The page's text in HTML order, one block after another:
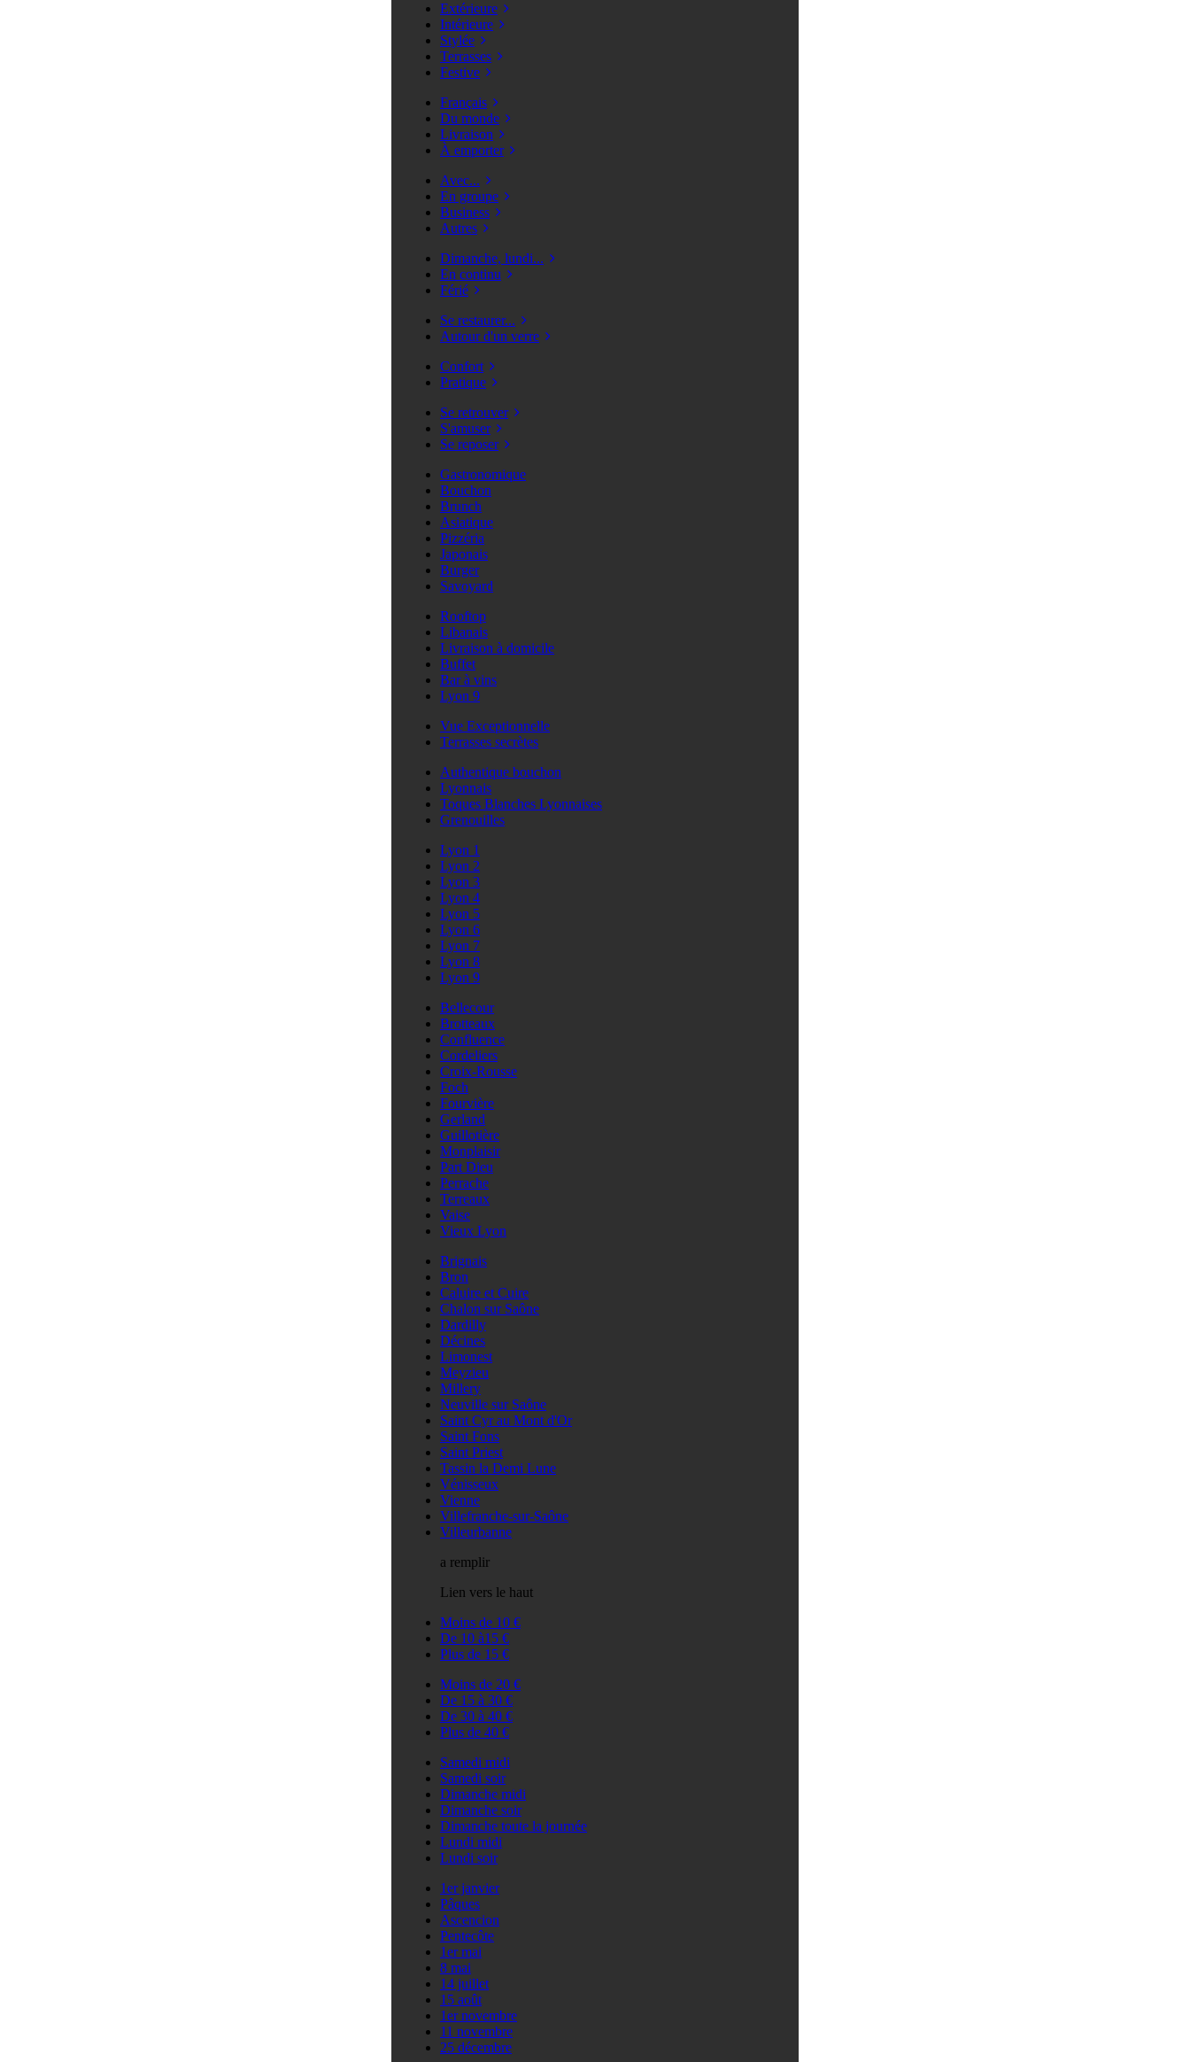
Extérieure
Intérieure
Stylée
Terrasses
Festive
Français
Du monde
Livraison
À emporter
Avec...
En groupe
Business
Autres
Dimanche, lundi...
En continu
Férié
Se restaurer...
Autour d'un verre
Confort
Pratique
Se retrouver
S'amuser
Se reposer
Gastronomique
Bouchon
Brunch
Asiatique
Pizzéria
Japonais
Burger
Savoyard
Rooftop
Libanais
Livraison à domicile
Buffet
Bar à vins
Lyon 9
Vue Exceptionnelle
Terrasses secrètes
Authentique bouchon
Lyonnais
Toques Blanches Lyonnaises
Grenouilles
Lyon 1
Lyon 2
Lyon 3
Lyon 4
Lyon 5
Lyon 6
Lyon 7
Lyon 8
Lyon 9
Bellecour
Brotteaux
Confluence
Cordeliers
Croix-Rousse
Foch
Fourvière
Gerland
Guillotière
Monplaisir
Part Dieu
Perrache
Terreaux
Vaise
Vieux Lyon
Brignais
Bron
Caluire et Cuire
Chalon sur Saône
Dardilly
Décines
Limonest
Meyzieu
Millery
Neuville sur Saône
Saint Cyr au Mont d'Or
Saint Fons
Saint Priest
Tassin la Demi Lune
Vénisseux
Vienne
Villefranche-sur-Saône
Villeurbanne
a remplir
Lien vers le haut
Moins de 10 €
De 10 à15 €
Plus de 15 €
Moins de 20 €
De 15 à 30 €
De 30 à 40 €
Plus de 40 €
Samedi midi
Samedi soir
Dimanche midi
Dimanche soir
Dimanche toute la journée
Lundi midi
Lundi soir
1er janvier
Pâques
Ascencion
Pentecôte
1er mai
8 mai
14 juillet
15 août
1er novembre
11 novembre
25 décembre